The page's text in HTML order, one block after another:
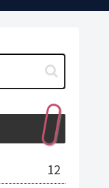
12